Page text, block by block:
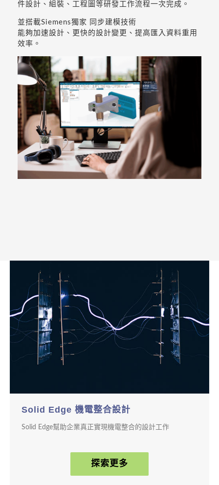
件設計、組裝、工程圖等研發工作流程一次完成。
並搭載Siemens獨家 同步建模技術
能夠加速設計、更快的設計變更、提高匯入資料重用
效率。
Solid Edge 機電整合設計
Solid Edge幫助企業真正實現機電整合的設計工作
探索更多